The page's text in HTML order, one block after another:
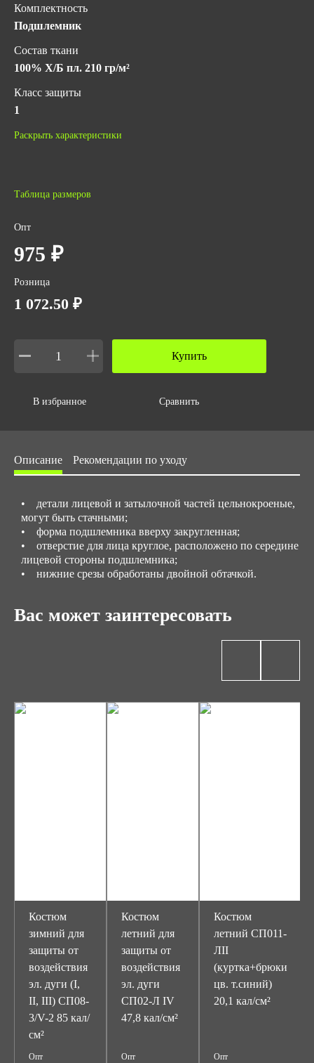
Комплектность
Подшлемник
Состав ткани
100% Х/Б пл. 210 гр/м²
Класс защиты
1
Гарантийный срок хранения
ГОСТ
ТУ 8570-014-25516779-2016
Количество в упаковке
10
Вес за ед,кг
Раскрыть характеристики
Таблица размеров
Опт
975 ₽
Розница
1 072.50 ₽
Купить
В избранное Сравнить
Описание Рекомендации по уходу
• детали лицевой и затылочной частей цельнокроеные,
могут быть стачными;
• форма подшлемника вверху закругленная;
• отверстие для лица круглое, расположено по середине
лицевой стороны подшлемника;
• нижние срезы обработаны двойной обтачкой.
Вас может заинтересовать
Костюм
зимний для
защиты от
воздействия
эл. дуги (I,
II, III) СП08-
3/V-2 85 кал/
см²
Опт
Костюм
летний для
защиты от
воздействия
эл. дуги
СП02-Л IV
47,8 кал/см²
Опт
Костюм
летний СП011-
ЛII
(куртка+брюки
цв. т.синий)
20,1 кал/см²
Опт